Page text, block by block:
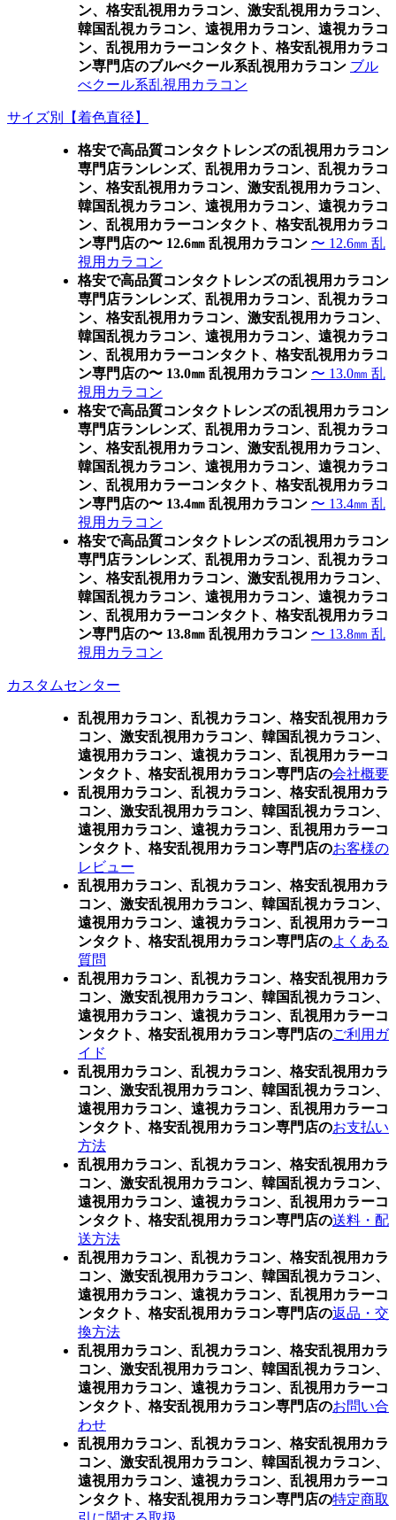
ン、格安乱視用カラコン、激安乱視用カラコン、
韓国乱視カラコン、遠視用カラコン、遠視カラコ
ン、乱視用カラーコンタクト、格安乱視用カラコ
ン専門店のブルべクール系乱視用カラコン ブル
べクール系乱視用カラコン
サイズ別【着色直径】
格安で高品質コンタクトレンズの乱視用カラコン
専門店ランレンズ、乱視用カラコン、乱視カラコ
ン、格安乱視用カラコン、激安乱視用カラコン、
韓国乱視カラコン、遠視用カラコン、遠視カラコ
ン、乱視用カラーコンタクト、格安乱視用カラコ
ン専門店の〜 12.6㎜ 乱視用カラコン 〜 12.6㎜ 乱
視用カラコン
格安で高品質コンタクトレンズの乱視用カラコン
専門店ランレンズ、乱視用カラコン、乱視カラコ
ン、格安乱視用カラコン、激安乱視用カラコン、
韓国乱視カラコン、遠視用カラコン、遠視カラコ
ン、乱視用カラーコンタクト、格安乱視用カラコ
ン専門店の〜 13.0㎜ 乱視用カラコン 〜 13.0㎜ 乱
視用カラコン
格安で高品質コンタクトレンズの乱視用カラコン
専門店ランレンズ、乱視用カラコン、乱視カラコ
ン、格安乱視用カラコン、激安乱視用カラコン、
韓国乱視カラコン、遠視用カラコン、遠視カラコ
ン、乱視用カラーコンタクト、格安乱視用カラコ
ン専門店の〜 13.4㎜ 乱視用カラコン 〜 13.4㎜ 乱
視用カラコン
格安で高品質コンタクトレンズの乱視用カラコン
専門店ランレンズ、乱視用カラコン、乱視カラコ
ン、格安乱視用カラコン、激安乱視用カラコン、
韓国乱視カラコン、遠視用カラコン、遠視カラコ
ン、乱視用カラーコンタクト、格安乱視用カラコ
ン専門店の〜 13.8㎜ 乱視用カラコン 〜 13.8㎜ 乱
視用カラコン
カスタムセンター
乱視用カラコン、乱視カラコン、格安乱視用カラ
コン、激安乱視用カラコン、韓国乱視カラコン、
遠視用カラコン、遠視カラコン、乱視用カラーコ
ンタクト、格安乱視用カラコン専門店の会社概要
乱視用カラコン、乱視カラコン、格安乱視用カラ
コン、激安乱視用カラコン、韓国乱視カラコン、
遠視用カラコン、遠視カラコン、乱視用カラーコ
ンタクト、格安乱視用カラコン専門店のお客様の
レビュー
乱視用カラコン、乱視カラコン、格安乱視用カラ
コン、激安乱視用カラコン、韓国乱視カラコン、
遠視用カラコン、遠視カラコン、乱視用カラーコ
ンタクト、格安乱視用カラコン専門店のよくある
質問
乱視用カラコン、乱視カラコン、格安乱視用カラ
コン、激安乱視用カラコン、韓国乱視カラコン、
遠視用カラコン、遠視カラコン、乱視用カラーコ
ンタクト、格安乱視用カラコン専門店のご利用ガ
イド
乱視用カラコン、乱視カラコン、格安乱視用カラ
コン、激安乱視用カラコン、韓国乱視カラコン、
遠視用カラコン、遠視カラコン、乱視用カラーコ
ンタクト、格安乱視用カラコン専門店のお支払い
方法
乱視用カラコン、乱視カラコン、格安乱視用カラ
コン、激安乱視用カラコン、韓国乱視カラコン、
遠視用カラコン、遠視カラコン、乱視用カラーコ
ンタクト、格安乱視用カラコン専門店の送料・配
送方法
乱視用カラコン、乱視カラコン、格安乱視用カラ
コン、激安乱視用カラコン、韓国乱視カラコン、
遠視用カラコン、遠視カラコン、乱視用カラーコ
ンタクト、格安乱視用カラコン専門店の返品・交
換方法
乱視用カラコン、乱視カラコン、格安乱視用カラ
コン、激安乱視用カラコン、韓国乱視カラコン、
遠視用カラコン、遠視カラコン、乱視用カラーコ
ンタクト、格安乱視用カラコン専門店のお問い合
わせ
乱視用カラコン、乱視カラコン、格安乱視用カラ
コン、激安乱視用カラコン、韓国乱視カラコン、
遠視用カラコン、遠視カラコン、乱視用カラーコ
ンタクト、格安乱視用カラコン専門店の特定商取